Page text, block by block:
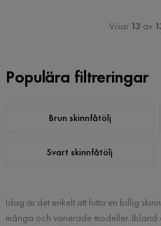
Visar 13 av
Populära filtreringar
Brun skinnfåtölj
Svart skinnfåtölj
Idag är det enkelt att hitta en billig
många och varierade modeller. Ibland